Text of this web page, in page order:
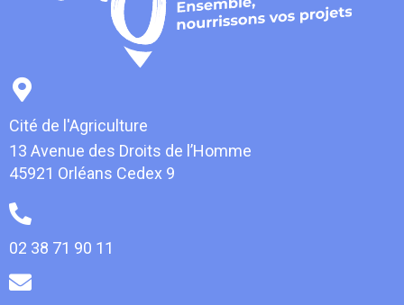
Cité de l'Agriculture
13 Avenue des Droits de l’Homme
45921 Orléans Cedex 9
02 38 71 90 11